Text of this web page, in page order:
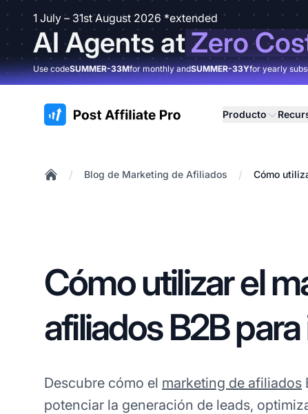
1 July – 31st August 2026 *extended
AI Agents atZero
Use codeSUMMER-33Mfor monthly andSUMMER-33Yfor yearly
:site.title Producto
/ Blog de Marketing de Afiliados / Cómo
Cómo utilizar el
afiliados B2B
Descubre cómo el marketing de afiliados
potenciar la generación de leads,